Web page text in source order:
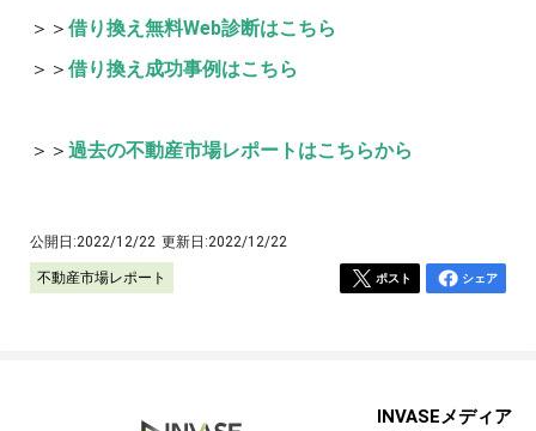
＞＞ 借り換え無料Web診断はこちら
＞＞ 借り換え成功事例はこちら
＞＞ 過去の不動産市場レポートはこちらから
公開日:2022/12/22 更新日:2022/12/22
不動産市場レポート ポスト シェア
INVASEメディア